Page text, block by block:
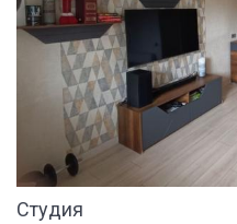
Студия